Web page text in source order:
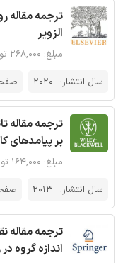
ترجمه مقاله
الزویر
مبلغ: ۲۶۸,۰۰۰ تومان
سال انتشار: 2020
ترجمه مقاله
بر پیامدهای
مبلغ: ۱۶۴,۰۰۰ تومان
سال انتشار: 2013
ترجمه مقاله
اندازه گروه